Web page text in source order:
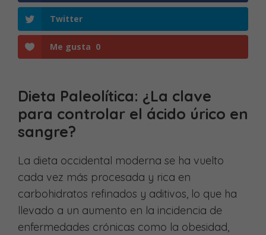
Twitter
Me gusta 0
Dieta Paleolítica: ¿La clave
para controlar el ácido úrico en
sangre?
La dieta occidental moderna se ha vuelto
cada vez más procesada y rica en
carbohidratos refinados y aditivos, lo que ha
llevado a un aumento en la incidencia de
enfermedades crónicas como la obesidad,